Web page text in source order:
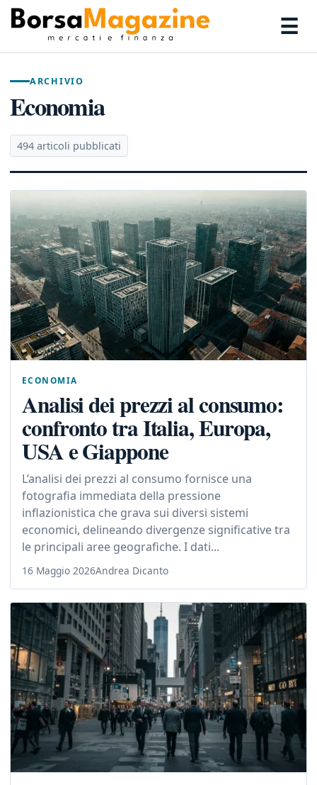
☰
ARCHIVIO
Economia
494 articoli pubblicati
ECONOMIA
Analisi dei prezzi al consumo:
confronto tra Italia, Europa,
USA e Giappone
L’analisi dei prezzi al consumo fornisce una
fotografia immediata della pressione
inflazionistica che grava sui diversi sistemi
economici, delineando divergenze significative tra
le principali aree geografiche. I dati...
16 Maggio 2026Andrea Dicanto